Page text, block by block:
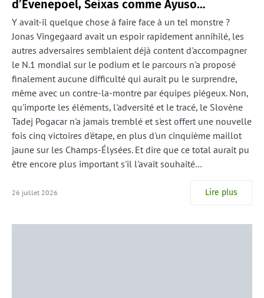
d’Evenepoel, Seixas comme Ayuso…
Y avait-il quelque chose à faire face à un tel monstre ?
Jonas Vingegaard avait un espoir rapidement annihilé, les
autres adversaires semblaient déjà content d'accompagner
le N.1 mondial sur le podium et le parcours n'a proposé
finalement aucune difficulté qui aurait pu le surprendre,
même avec un contre-la-montre par équipes piégeux. Non,
qu'importe les éléments, l'adversité et le tracé, le Slovène
Tadej Pogacar n'a jamais tremblé et s'est offert une nouvelle
fois cinq victoires d'étape, en plus d'un cinquième maillot
jaune sur les Champs-Élysées. Et dire que ce total aurait pu
être encore plus important s'il l'avait souhaité…
26 juillet 2026 Lire plus